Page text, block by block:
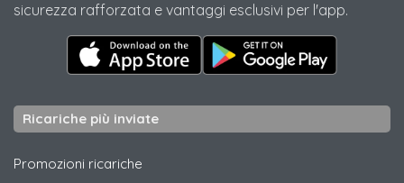
sicurezza rafforzata e vantaggi esclusivi per l'app.
Ricariche più inviate
Promozioni ricariche